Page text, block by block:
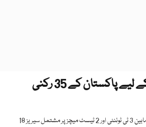
دورہ نیوزی لینڈ کے لیے پاکستان کے 35 رکنی
پاکستان اور نیوزی لینڈ کے مابین 3 ٹی ٹوئنٹی اور 2 ٹیسٹ میچز پر مشتمل سیریز 18